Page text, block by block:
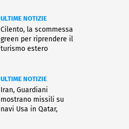
ULTIME NOTIZIE
Cilento, la scommessa
green per riprendere il
turismo estero
ULTIME NOTIZIE
Iran, Guardiani
mostrano missili su
navi Usa in Qatar,